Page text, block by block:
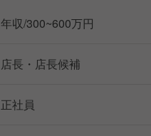
年収/300~600万円
店長・店長候補
正社員